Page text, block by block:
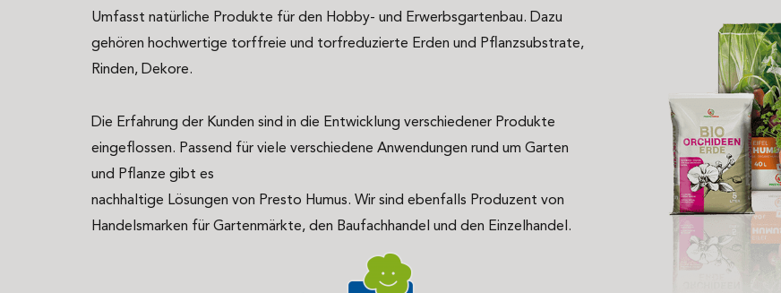
Umfasst natürliche Produkte für den Hobby- und Erwerbsgartenbau. Dazu
gehören hochwertige torffreie und torfreduzierte Erden und Pflanzsubstrate,
Rinden, Dekore.
Die Erfahrung der Kunden sind in die Entwicklung verschiedener Produkte
eingeflossen. Passend für viele verschiedene Anwendungen rund um Garten
und Pflanze gibt es
nachhaltige Lösungen von Presto Humus. Wir sind ebenfalls Produzent von
Handelsmarken für Gartenmärkte, den Baufachhandel und den Einzelhandel.